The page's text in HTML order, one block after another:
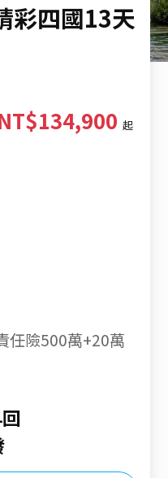
彩四國13天
起
任險500萬+20萬